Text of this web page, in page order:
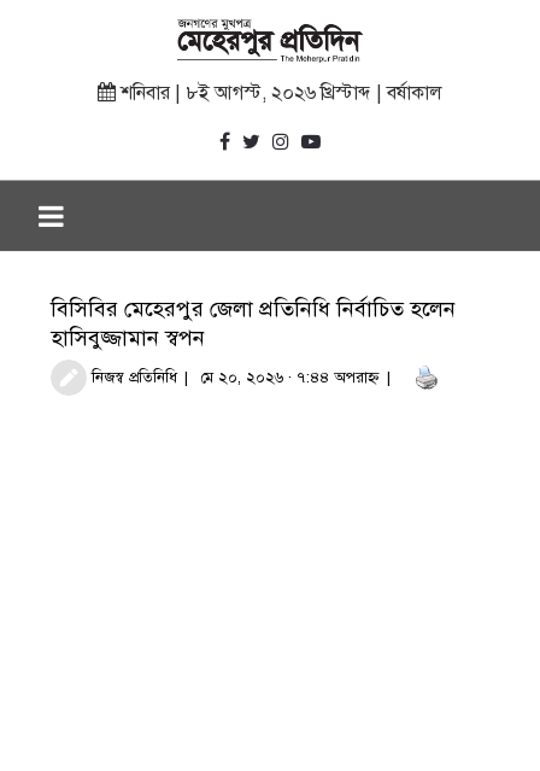
শনিবার | ৮ই আগস্ট, ২০২৬ খ্রিস্টাব্দ | বর্ষাকাল
বিসিবির মেহেরপুর জেলা প্রতিনিধি নির্বাচিত হলেন
হাসিবুজ্জামান স্বপন
নিজস্ব প্রতিনিধি মে ২০, ২০২৬ · ৭:৪৪ অপরাহ্ণ